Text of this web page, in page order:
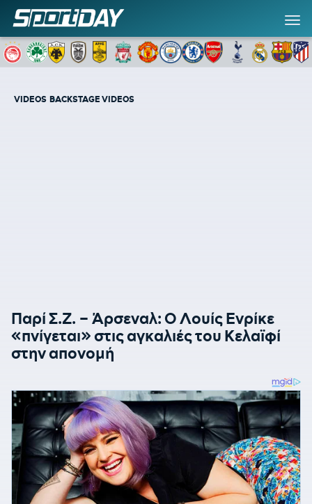
VIDEOS BACKSTAGE VIDEOS
Παρί Σ.Ζ. – Άρσεναλ: Ο Λουίς Ενρίκε
«πνίγεται» στις αγκαλιές του Κελαϊφί
στην απονομή